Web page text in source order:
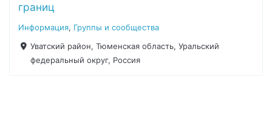
границ
Информация, Группы и сообщества
Уватский район, Тюменская область, Уральский
федеральный округ, Россия